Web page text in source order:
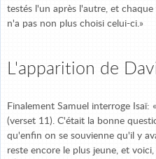
testés l'un après l'autre, et
n'a pas non plus choisi celui-ci.»
L'apparition de
Finalement Samuel interroge Isaï:
(verset 11). C'était la bonne
qu'enfin on se souvienne qu'il y
reste encore le plus jeune, et